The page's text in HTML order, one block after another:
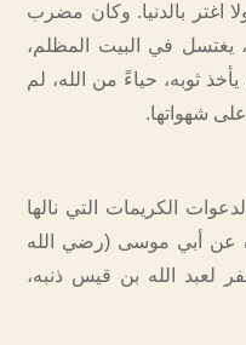
اغتر بالدنيا. وكان مضرب
يغتسل في البيت المظلم،
ثوبه، حياءً من الله، لم
على شهواتها.
الكريمات التي نالها
عن أبي موسى (رضي الله
لعبد الله بن قيس ذنبه،